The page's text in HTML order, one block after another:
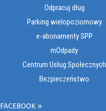
Odpracuj dług
Parking wielopoziomowy
e-abonamenty SPP
mOdpady
Centrum Usług Społecznych
Bezpieczeństwo
FACEBOOK